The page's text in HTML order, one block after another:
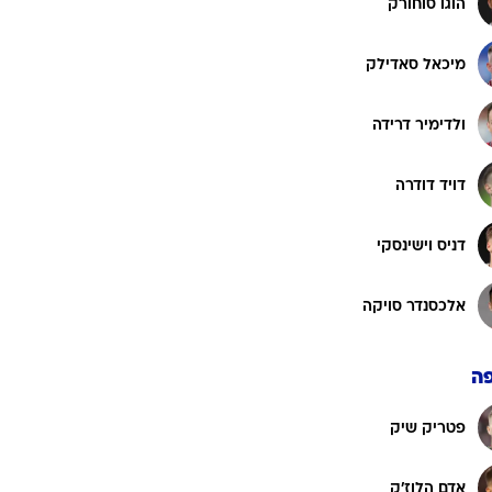
הוגו סוחורק
מיכאל סאדילק
ולדימיר דרידה
דויד דודרה
דניס וישינסקי
אלכסנדר סויקה
פטריק שיק
אדם הלוז'ק